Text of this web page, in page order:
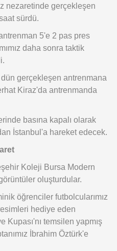
nezaretinde gerçekleşen
sürdü.
5'e 2 pas pres
daha sonra taktik
gerçekleşen antrenmana
Kiraz'da antrenmanda
basına kapalı olarak
İstanbul'a hareket edecek.
Koleji Bursa Modern
oluşturdular.
öğrenciler futbolcularımız
hediye eden
Kupası'nı temsilen yapmış
İbrahim Öztürk'e